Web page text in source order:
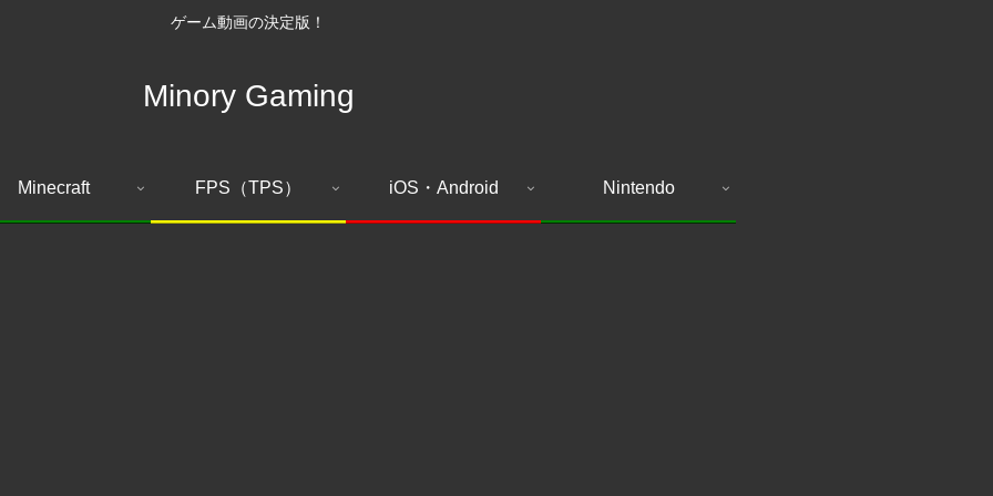
ゲーム動画の決定版！
Minory Gaming
Minecraft FPS（TPS） iOS・Android Nintendo